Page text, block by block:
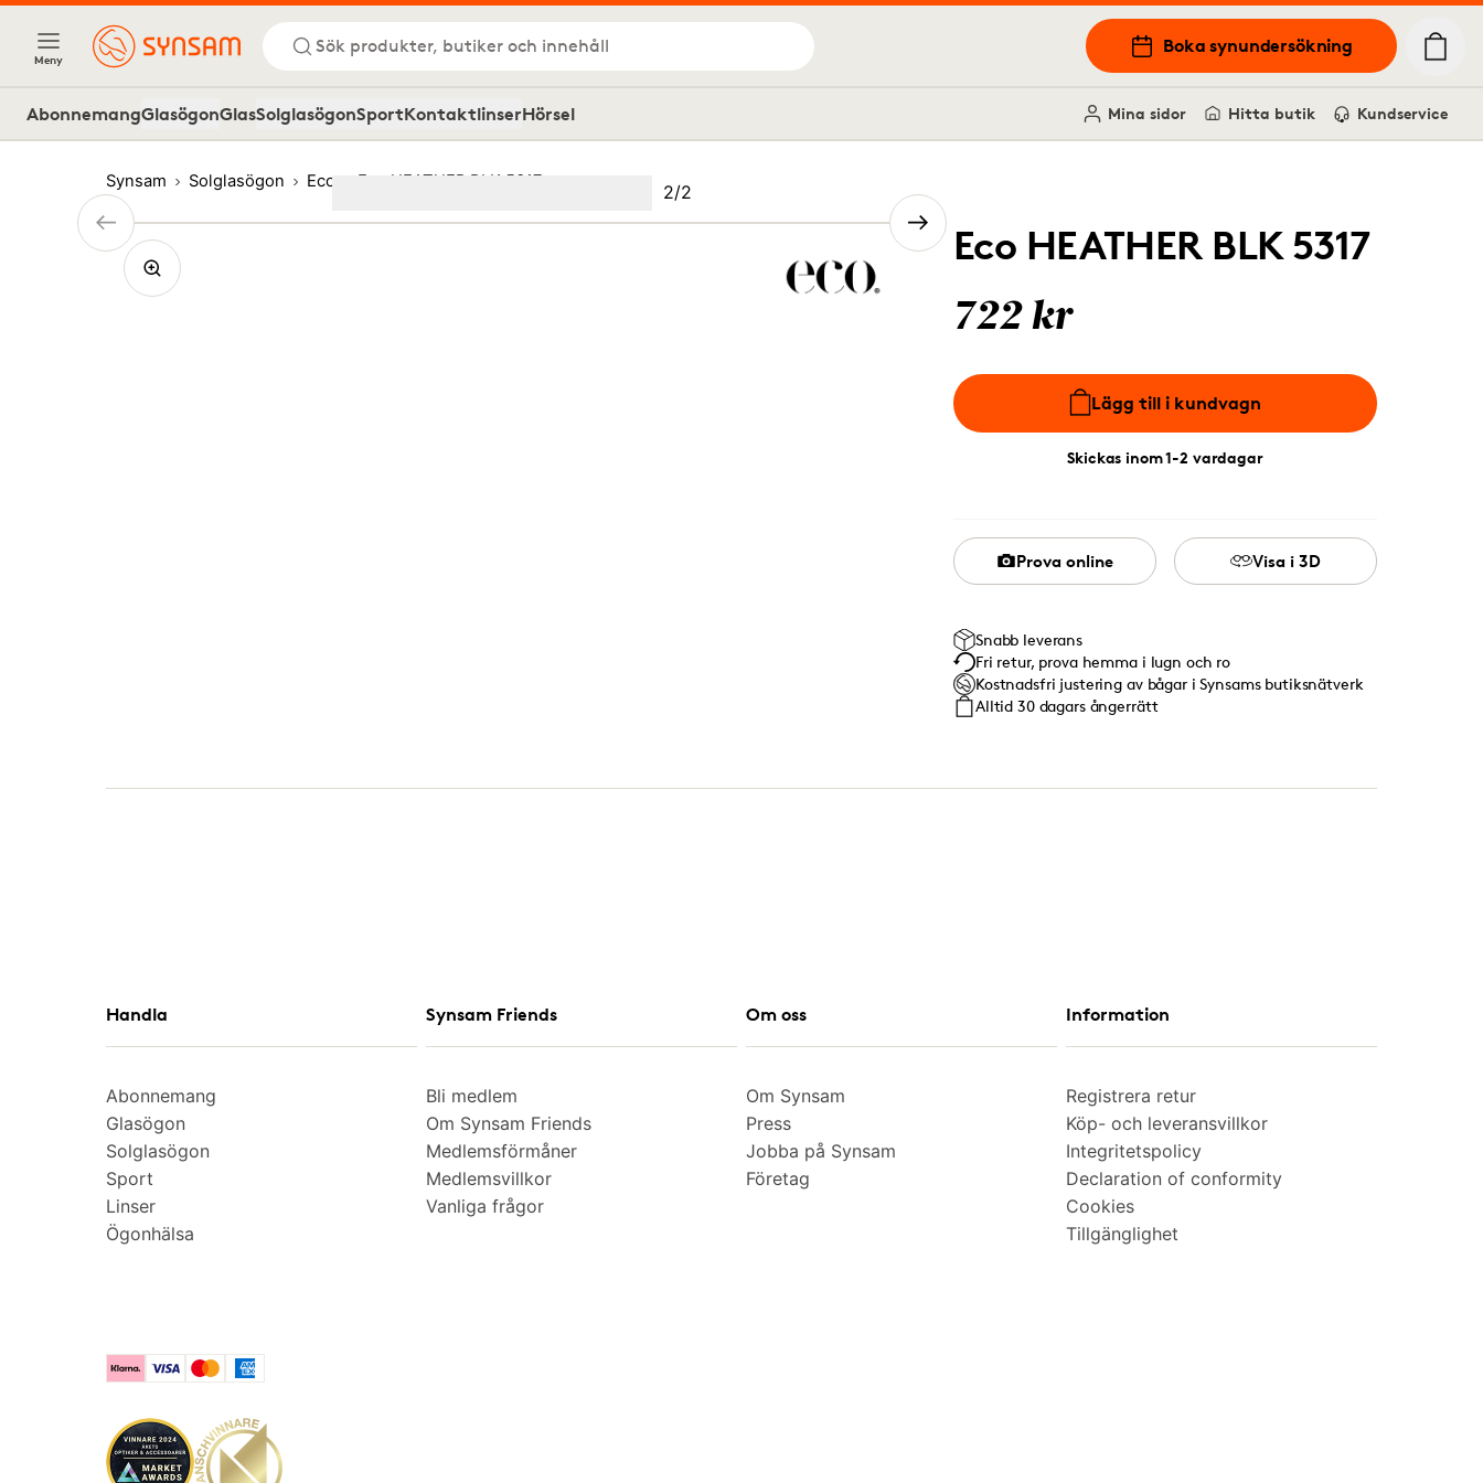
Meny
Sök produkter, butiker och innehåll Boka synundersökning
AbonnemangGlasögonGlasSolglasögonSportKontaktlinserHörsel Mina sidor Hitta butik Kundservice
Synsam Solglasögon Eco Eco HEATHER BLK 5317
Eco HEATHER BLK 5317
722 kr
Lägg till i kundvagn
Skickas inom 1-2 vardagar
Prova online Visa i 3D
Snabb leverans
Fri retur, prova hemma i lugn och ro
Kostnadsfri justering av bågar i Synsams butiksnätverk
Alltid 30 dagars ångerrätt
Bild
2/2
(Current image)
Handla
Abonnemang
Glasögon
Solglasögon
Sport
Linser
Ögonhälsa
Synsam Friends
Bli medlem
Om Synsam Friends
Medlemsförmåner
Medlemsvillkor
Vanliga frågor
Om oss
Om Synsam
Press
Jobba på Synsam
Företag
Information
Registrera retur
Köp- och leveransvillkor
Integritetspolicy
Declaration of conformity
Cookies
Tillgänglighet
KlarnaVisa MastercardAmerican Express